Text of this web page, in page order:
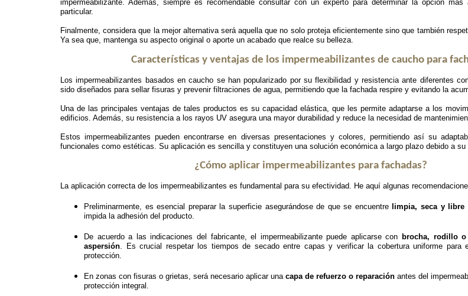
impermeabilizante. Además, siempre es recomendable consultar con un experto para determinar la opción
particular.
Finalmente, considera que la mejor alternativa será aquella que no solo proteja eficientemente sino que también
Ya sea que, mantenga su aspecto original o aporte un acabado que realce su belleza.
Características y ventajas de los impermeabilizantes de caucho para
Los impermeabilizantes basados en caucho se han popularizado por su flexibilidad y resistencia ante diferentes
sido diseñados para sellar fisuras y prevenir filtraciones de agua, permitiendo que la fachada respire y evitando la
Una de las principales ventajas de tales productos es su capacidad elástica, que les permite adaptarse a los
edificios. Además, su resistencia a los rayos UV asegura una mayor durabilidad y reduce la necesidad de
Estos impermeabilizantes pueden encontrarse en diversas presentaciones y colores, permitiendo así su
funcionales como estéticas. Su aplicación es sencilla y constituyen una solución económica a largo plazo debido a su
¿Cómo aplicar impermeabilizantes para fachadas?
La aplicación correcta de los impermeabilizantes es fundamental para su efectividad. He aquí algunas
Preliminarmente, es esencial preparar la superficie asegurándose de que se encuentre limpia, seca y
impida la adhesión del producto.
De acuerdo a las indicaciones del fabricante, el impermeabilizante puede aplicarse con brocha, rodillo
aspersión. Es crucial respetar los tiempos de secado entre capas y verificar la cobertura uniforme para
protección.
En zonas con fisuras o grietas, será necesario aplicar unacapa de refuerzo o reparación antes del
protección integral.